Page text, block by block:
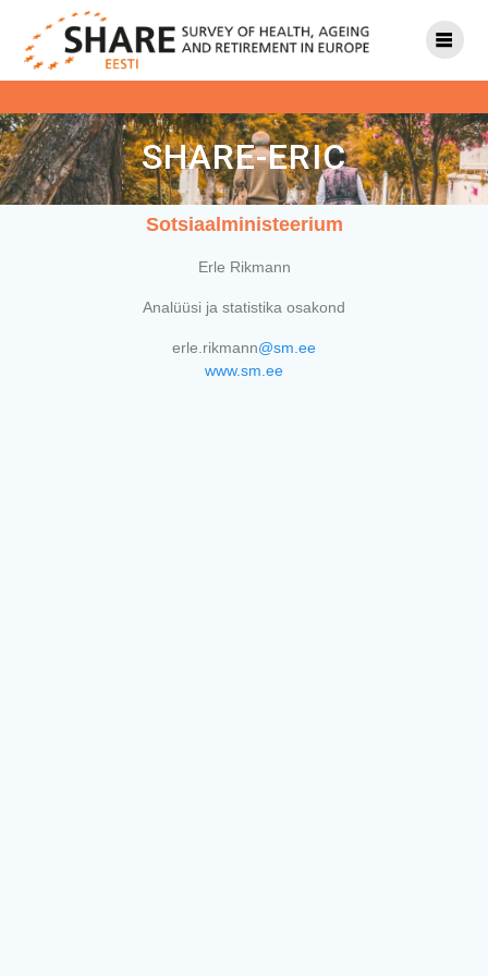
SHARE-ERIC
Sotsiaalministeerium
Erle Rikmann
Analüüsi ja statistika osakond
erle.rikmann@sm.ee
www.sm.ee